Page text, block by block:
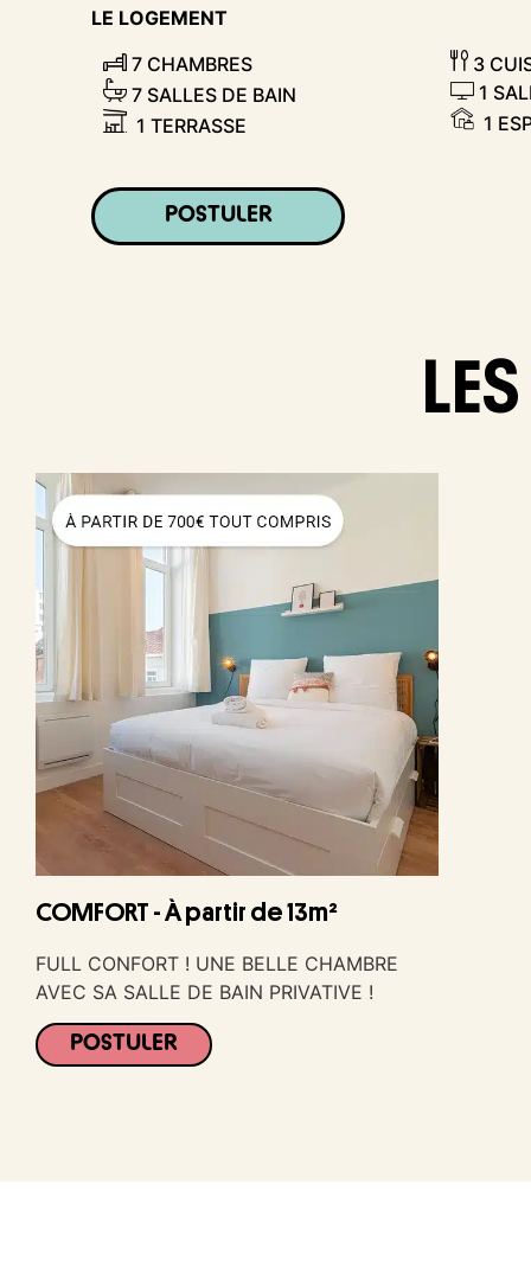
LE LOGEMENT
7 CHAMBRES
7 SALLES DE BAIN
1 TERRASSE
3
1
1
POSTULER
COMFORT - À partir de 13m²
FULL CONFORT ! UNE BELLE CHAMBRE
AVEC SA SALLE DE BAIN PRIVATIVE !
POSTULER